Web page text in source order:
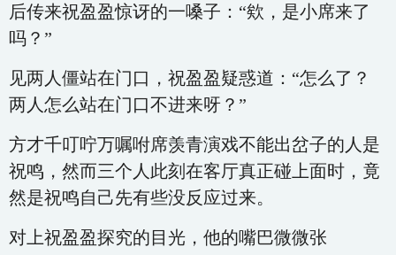
后传来祝盈盈惊讶的一嗓子：“欸，是小席来了
吗？”
见两人僵站在门口，祝盈盈疑惑道：“怎么了？
两人怎么站在门口不进来呀？”
方才千叮咛万嘱咐席羡青演戏不能出岔子的人是
祝鸣，然而三个人此刻在客厅真正碰上面时，竟
然是祝鸣自己先有些没反应过来。
对上祝盈盈探究的目光，他的嘴巴微微张